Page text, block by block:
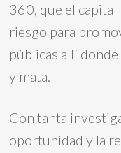
360, que el
riesgo para
públicas allí
y mata.
Con tanta
oportunidad y la